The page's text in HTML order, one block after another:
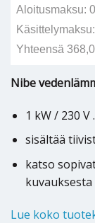
Aloitusmaksu:
Yhteensä
Nibe
1 kW / 230
sisältää
katso
kuvauksesta
Lue koko